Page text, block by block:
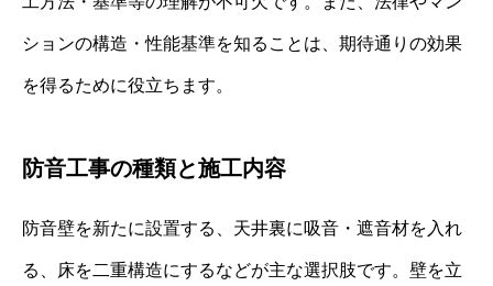
ションの構造・性能基準を知ることは、期待通りの効果
を得るために役立ちます。
防音工事の種類と施工内容
防音壁を新たに設置する、天井裏に吸音・遮音材を入れ
る、床を二重構造にするなどが主な選択肢です。壁を立